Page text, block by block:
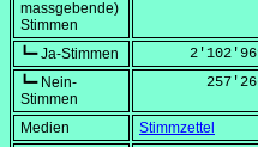
massgebende)
Stimmen
┗━ Ja-Stimmen
┗━ Nein-
Stimmen
Medien
Stimmzettel